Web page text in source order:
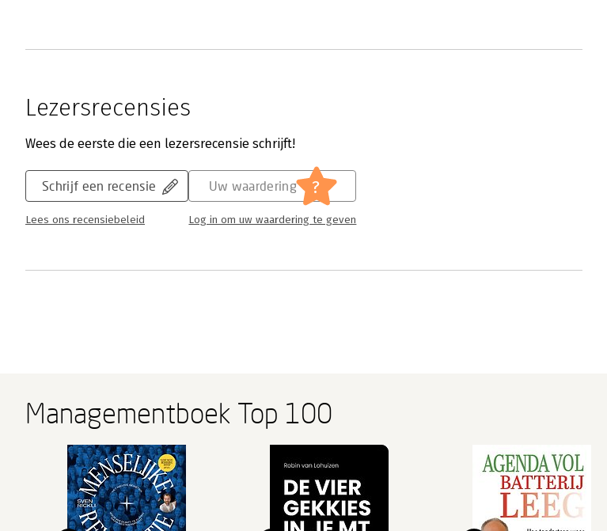
Lezersrecensies
Wees de eerste die een lezersrecensie schrijft!
Schrijf een recensie
Lees ons recensiebeleid
Uw waardering ?
Log in om uw waardering te geven
Managementboek Top 100